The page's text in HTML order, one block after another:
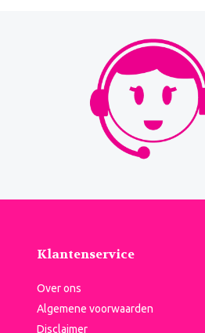
Klantenservice
Over ons
Algemene voorwaarden
Disclaimer